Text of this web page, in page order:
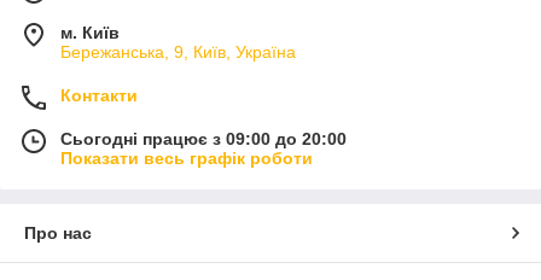
м. Київ
Бережанська, 9, Київ, Україна
Контакти
Сьогодні працює з 09:00 до 20:00
Показати весь графік роботи
Про нас